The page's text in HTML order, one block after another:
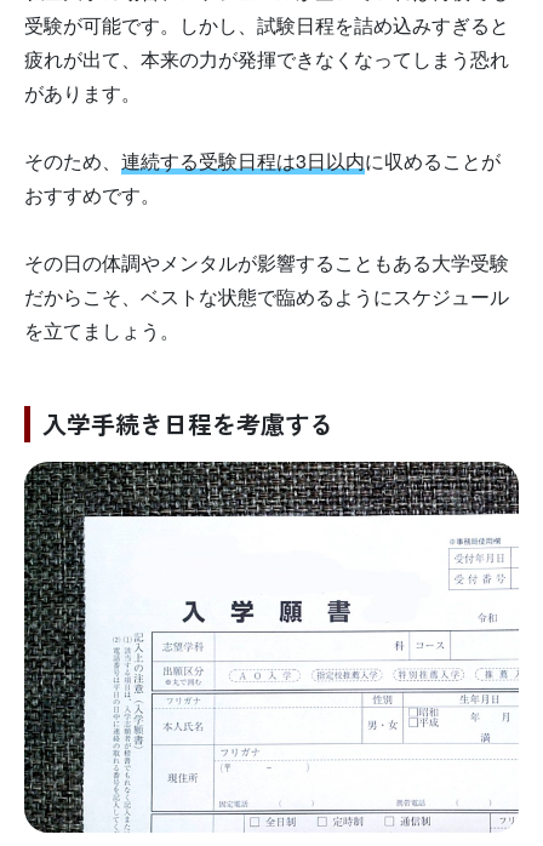
受験が可能です。しかし、試験日程を詰め込みすぎると
疲れが出て、本来の力が発揮できなくなってしまう恐れ
があります。
そのため、 連続する受験日程は3日以内に収めることが
おすすめです。
その日の体調やメンタルが影響することもある大学受験
だからこそ、ベストな状態で臨めるようにスケジュール
を立てましょう。
入学手続き日程を考慮する